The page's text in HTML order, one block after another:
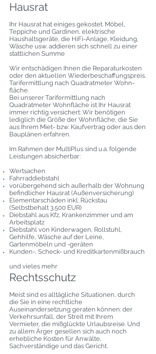
Hausrat
Ihr Hausrat hat einiges gekostet. Möbel,
Teppiche und Gardinen, elektrische
Haushaltsgeräte, die HiFi-Anlage, Kleidung,
Wäsche usw. addieren sich schnell zu einer
stattlichen Summe
Wir entschädigen Ihnen die Reparaturkosten
oder den aktuellen Wiederbeschaffungspreis.
Tarifermittlung nach Quadratmeter Wohn-
fläche.
Bei unserer Tarifermittlung nach
Quadratmeter Wohnfläche ist Ihr Hausrat
immer richtig versichert: Wir benötigen
lediglich die Größe der Wohnfläche, die Sie
aus Ihrem Miet- bzw. Kaufvertrag oder aus den
Bauplänen erfahren.
Im Rahmen der MultiPlus sind u.a. folgende
Leistungen absicherbar:
Wertsachen
Fahrraddiebstahl
vorübergehend sich außerhalb der Wohnung
befindlicher Hausrat (Außenversicherung)
Elementarschäden inkl. Rückstau
(Selbstbehalt 3.500 EUR)
Diebstahl aus Kfz, Krankenzimmer und am
Arbeitsplatz
Diebstahl von Kinderwagen, Rollstuhl,
Gehhilfe, Wäsche auf der Leine,
Gartenmöbeln und -geräten
Kunden-, Scheck- und Kreditkartenmißbrauch
und vieles mehr
Rechtsschutz
Meist sind es alltägliche Situationen, durch
die Sie in eine rechtliche
Auseinandersetzung geraten können: der
Verkehrsunfall, der Streit mit Ihrem
Vermieter, die mißglückte Urlaubsreise. Und
zu allem Ärger gesellen sich auch noch
erhebliche Kosten für Anwälte,
Sachverständige und das Gericht.